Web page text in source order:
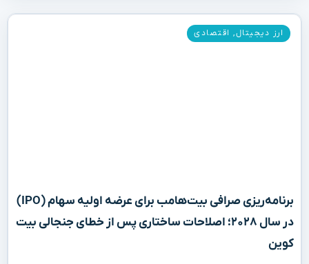
برنامه‌ریزی صرافی بیت‌هامب برای عرضه اولیه سهام (IPO)
در سال ۲۰۲۸؛ اصلاحات ساختاری پس از خطای جنجالی بیت
کوین
ارز دیجیتال, اقتصادی